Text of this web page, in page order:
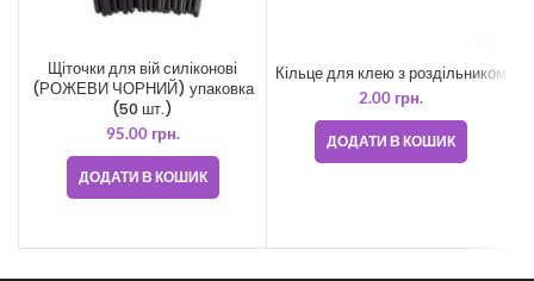
Щіточки для вій силіконові
(РОЖЕВИ ЧОРНИЙ) упаковка
(50 шт.)
95.00 грн.
ДОДАТИ В КОШИК
Кільце для клею з роздільником
2.00 грн.
ДОДАТИ В КОШИК